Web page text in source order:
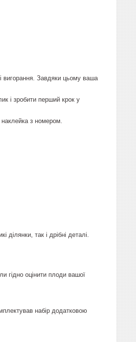
вигорання. Завдяки цьому ваша
і зробити перший крок у
з номером.
так і дрібні деталі.
гідно оцінити плоди вашої
набір додатковою